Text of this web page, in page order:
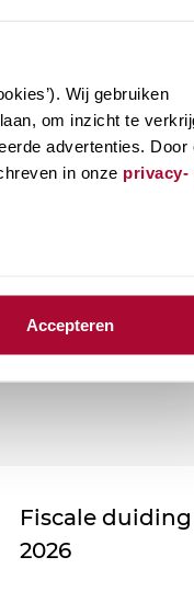
Wij gebruiken
om inzicht te
advertenties. Door
in onze privacy-
Accepteren
Fiscale
2026